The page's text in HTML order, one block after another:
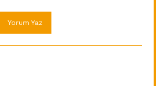
Yorum Yaz